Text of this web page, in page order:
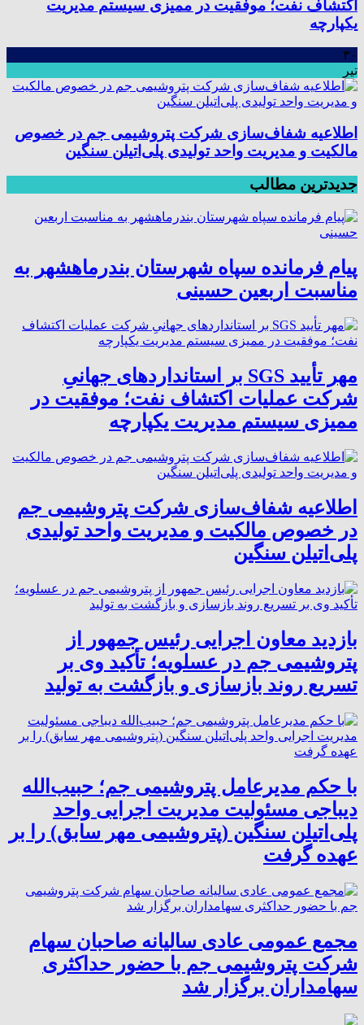
اکتشاف نفت؛ موفقیت در ممیزی سیستم مدیریت
یکپارچه
۳۰
تیر
اطلاعیه شفاف‌سازی شرکت پتروشیمی جم در خصوص
مالکیت و مدیریت واحد تولیدی پلی‌اتیلن سنگین
جدیدترین مطالب
پیام فرمانده سپاه شهرستان بندرماهشهر به
مناسبت اربعین حسینی
مهر تأیید SGS بر استانداردهای جهانیِ
شرکت عملیات اکتشاف نفت؛ موفقیت در
ممیزی سیستم مدیریت یکپارچه
اطلاعیه شفاف‌سازی شرکت پتروشیمی جم
در خصوص مالکیت و مدیریت واحد تولیدی
پلی‌اتیلن سنگین
بازدید معاون اجرایی رئیس جمهور از
پتروشیمی جم در عسلویه؛ تأکید وی بر
تسریع روند بازسازی و بازگشت به تولید
با حکم مدیرعامل پتروشیمی جم؛ حبیب‌الله
دیباجی مسئولیت مدیریت اجرایی واحد
پلی‌اتیلن سنگین (پتروشیمی مهر سابق) را بر
عهده گرفت
مجمع عمومی عادی سالیانه صاحبان سهام
شرکت پتروشیمی جم با حضور حداکثری
سهامداران برگزار شد